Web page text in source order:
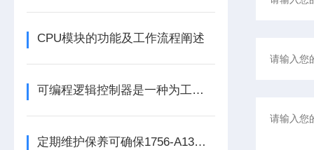
CPU模块的功能及工作流程阐述
可编程逻辑控制器是一种为工业环境设计的数字运算操作电子系统
定期维护保养可确保1756-A13数字量输出模块的正常运行